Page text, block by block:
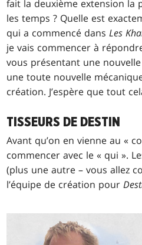
fait la deuxième extension la
les temps ? Quelle est
qui a commencé dansLes
je vais commencer à
vous présentant une
une toute nouvelle
création. J’espère que tout
TISSEURS DE DESTIN
Avant qu’on en vienne au «
commencer avec le « qui ».
(plus une autre – vous allez
l’équipe de création pour